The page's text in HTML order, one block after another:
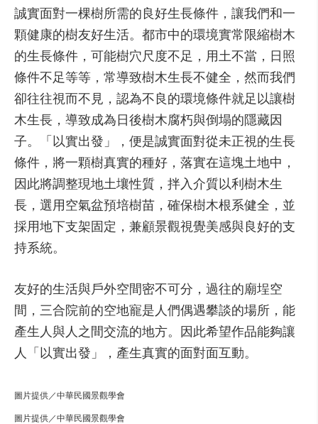
誠實面對一棵樹所需的良好生長條件，讓我們和一
顆健康的樹友好生活。都市中的環境實常限縮樹木
的生長條件，可能樹穴尺度不足，用土不當，日照
條件不足等等，常導致樹木生長不健全，然而我們
卻往往視而不見，認為不良的環境條件就足以讓樹
木生長，導致成為日後樹木腐朽與倒塌的隱藏因
子。「以實出發」，便是誠實面對從未正視的生長
條件，將一顆樹真實的種好，落實在這塊土地中，
因此將調整現地土壤性質，拌入介質以利樹木生
長，選用空氣盆預培樹苗，確保樹木根系健全，並
採用地下支架固定，兼顧景觀視覺美感與良好的支
持系統。
友好的生活與戶外空間密不可分，過往的廟埕空
間，三合院前的空地寵是人們偶遇攀談的場所，能
產生人與人之間交流的地方。因此希望作品能夠讓
人「以實出發」，產生真實的面對面互動。
圖片提供／中華民國景觀學會
圖片提供／中華民國景觀學會